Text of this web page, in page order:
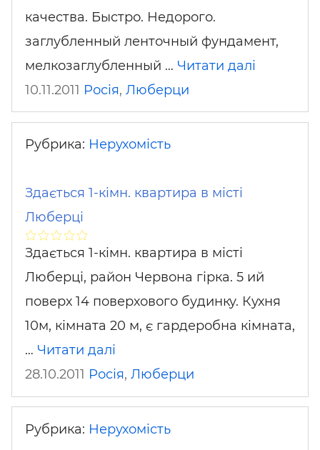
качества. Быстро. Недорого.
заглубленный ленточный фундамент,
мелкозаглубленный … Читати далі
10.11.2011 Росія, Люберци
Рубрика: Нерухомість
Здається 1-кімн. квартира в місті
Люберці
Здається 1-кімн. квартира в місті
Люберці, район Червона гірка. 5 ий
поверх 14 поверхового будинку. Кухня
10м, кімната 20 м, є гардеробна кімната,
… Читати далі
28.10.2011 Росія, Люберци
Рубрика: Нерухомість